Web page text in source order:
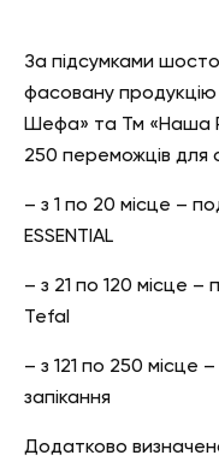
За підсумками
фасовану
Шефа» та Тм «Наша
250 переможців для
– з 1 по 20 місце –
ESSENTIAL
– з 21 по 120 місце
Tefal
– з 121 по 250
запікання
Додатково